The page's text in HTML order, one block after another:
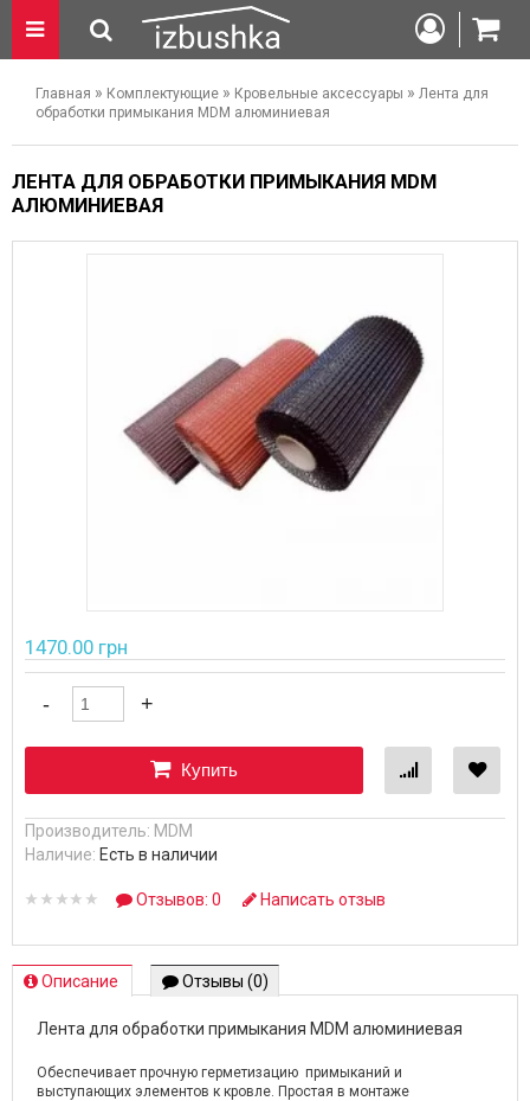
Главная » Комплектующие » Кровельные аксессуары » Лента для
обработки примыкания MDM алюминиевая
ЛЕНТА ДЛЯ ОБРАБОТКИ ПРИМЫКАНИЯ MDM
АЛЮМИНИЕВАЯ
1470.00 грн
Купить
Производитель: MDM
Наличие: Есть в наличии
Отзывов: 0 Написать отзыв
Описание Отзывы (0)
Лента для обработки примыкания MDM алюминиевая
Обеспечивает прочную герметизацию примыканий и
выступающих элементов к кровле. Простая в монтаже